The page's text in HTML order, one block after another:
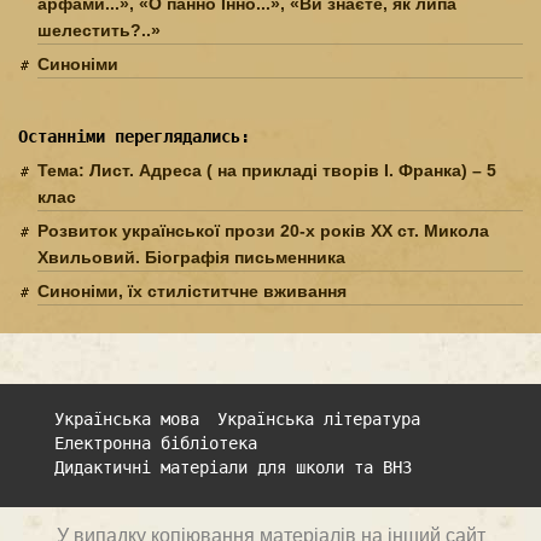
шелестить?..»
Синоніми
Останніми переглядались:
Тема: Лист. Адреса ( на прикладі творів І. Франка) – 5
клас
Розвиток української прози 20-х років XX ст. Микола
Хвильовий. Біографія письменника
Синоніми, їх стиліститчне вживання
Українська мова
Українська література
Електронна бібліотека
Дидактичні матеріали для школи та ВНЗ
У випадку копіювання матеріалів на інший сайт